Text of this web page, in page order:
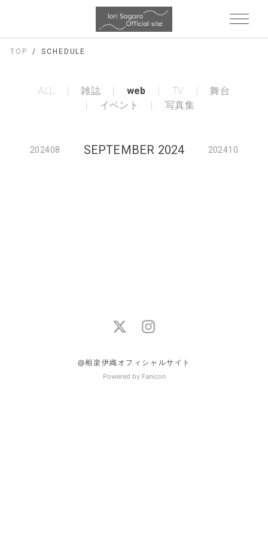
TOP SCHEDULE
ALL 雑誌 web TV
舞台
イベント
写真集
202408 SEPTEMBER 2024 202410
@相楽伊織オフィシャルサイト
Powered by Fanicon